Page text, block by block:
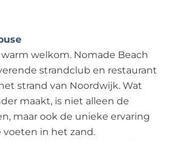
welkom. Nomade Beach
strandclub en restaurant
strand van Noordwijk. Wat
maakt, is niet alleen de
maar ook de unieke ervaring
in het zand.